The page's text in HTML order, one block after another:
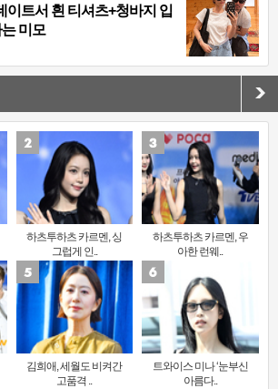
이트서 흰 티셔츠+청바지 입
미모
하츠투하츠 카르멘, 싱
그럽게 인..
하츠투하츠 카르멘, 우
아한 런웨..
김희애, 세월도 비켜간
고품격 ..
트와이스 미나 ‘눈부신
아름다..